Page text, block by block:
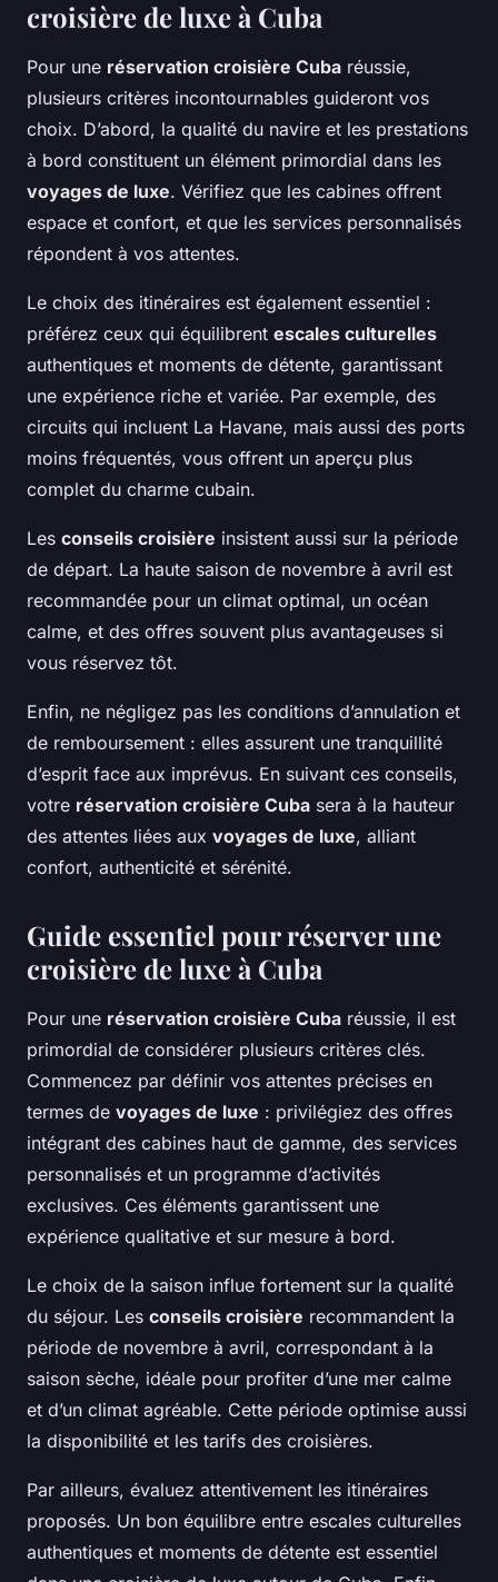
croisière de luxe à Cuba
Pour une réservation croisière Cuba réussie,
plusieurs critères incontournables guideront vos
choix. D’abord, la qualité du navire et les prestations
à bord constituent un élément primordial dans les
voyages de luxe. Vérifiez que les cabines offrent
espace et confort, et que les services personnalisés
répondent à vos attentes.
Le choix des itinéraires est également essentiel :
préférez ceux qui équilibrent escales culturelles
authentiques et moments de détente, garantissant
une expérience riche et variée. Par exemple, des
circuits qui incluent La Havane, mais aussi des ports
moins fréquentés, vous offrent un aperçu plus
complet du charme cubain.
Les conseils croisière insistent aussi sur la période
de départ. La haute saison de novembre à avril est
recommandée pour un climat optimal, un océan
calme, et des offres souvent plus avantageuses si
vous réservez tôt.
Enfin, ne négligez pas les conditions d’annulation et
de remboursement : elles assurent une tranquillité
d’esprit face aux imprévus. En suivant ces conseils,
votre réservation croisière Cuba sera à la hauteur
des attentes liées aux voyages de luxe, alliant
confort, authenticité et sérénité.
Guide essentiel pour réserver une
croisière de luxe à Cuba
Pour une réservation croisière Cuba réussie, il est
primordial de considérer plusieurs critères clés.
Commencez par définir vos attentes précises en
termes de voyages de luxe : privilégiez des offres
intégrant des cabines haut de gamme, des services
personnalisés et un programme d’activités
exclusives. Ces éléments garantissent une
expérience qualitative et sur mesure à bord.
Le choix de la saison influe fortement sur la qualité
du séjour. Les conseils croisière recommandent la
période de novembre à avril, correspondant à la
saison sèche, idéale pour profiter d’une mer calme
et d’un climat agréable. Cette période optimise aussi
la disponibilité et les tarifs des croisières.
Par ailleurs, évaluez attentivement les itinéraires
proposés. Un bon équilibre entre escales culturelles
authentiques et moments de détente est essentiel